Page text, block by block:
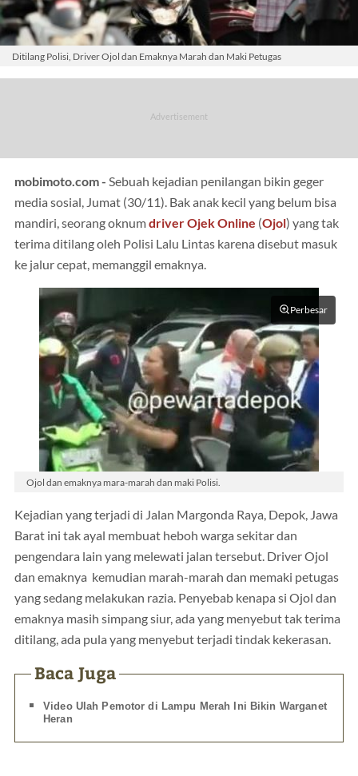
Ditilang Polisi, Driver Ojol dan Emaknya Marah dan Maki Petugas
mobimoto.com - Sebuah kejadian penilangan bikin geger
media sosial, Jumat (30/11). Bak anak kecil yang belum bisa
mandiri, seorang oknumdriver Ojek Online (Ojol) yang tak
terima ditilang oleh Polisi Lalu Lintas karena disebut masuk
ke jalur cepat, memanggil emaknya.
Perbesar
Ojol dan emaknya mara-marah dan maki Polisi.
Kejadian yang terjadi di Jalan Margonda Raya, Depok, Jawa
Barat ini tak ayal membuat heboh warga sekitar dan
pengendara lain yang melewati jalan tersebut. Driver Ojol
dan emaknya kemudian marah-marah dan memaki petugas
yang sedang melakukan razia. Penyebab kenapa si Ojol dan
emaknya masih simpang siur, ada yang menyebut tak terima
ditilang, ada pula yang menyebut terjadi tindak kekerasan.
Baca Juga
Video Ulah Pemotor di Lampu Merah Ini Bikin Warganet
Heran